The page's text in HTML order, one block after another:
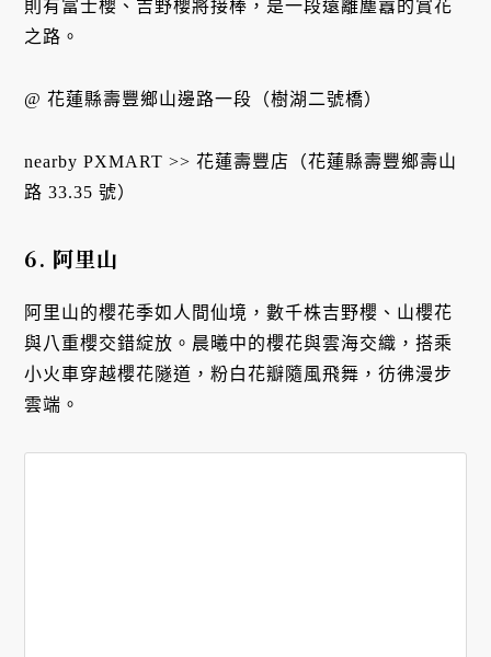
則有富士櫻、吉野櫻將接棒，是一段遠離塵囂的賞花
之路。
@ 花蓮縣壽豐鄉山邊路一段（樹湖二號橋）
nearby PXMART >> 花蓮壽豐店（花蓮縣壽豐鄉壽山
路 33.35 號）
6. 阿里山
阿里山的櫻花季如人間仙境，數千株吉野櫻、山櫻花
與八重櫻交錯綻放。晨曦中的櫻花與雲海交織，搭乘
小火車穿越櫻花隧道，粉白花瓣隨風飛舞，彷彿漫步
雲端。